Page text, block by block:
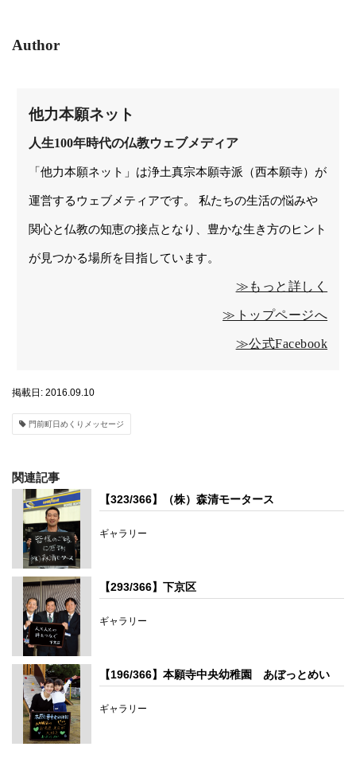
Author
他力本願ネット
人生100年時代の仏教ウェブメディア
「他力本願ネット」は浄土真宗本願寺派（西本願寺）が
運営するウェブメティアです。 私たちの生活の悩みや
関心と仏教の知恵の接点となり、豊かな生き方のヒント
が見つかる場所を目指しています。
≫もっと詳しく
≫トップページへ
≫公式Facebook
掲載日: 2016.09.10
門前町日めくりメッセージ
関連記事
【323/366】（株）森清モータース
ギャラリー
【293/366】下京区
ギャラリー
【196/366】本願寺中央幼稚園 あぼっとめい
ギャラリー